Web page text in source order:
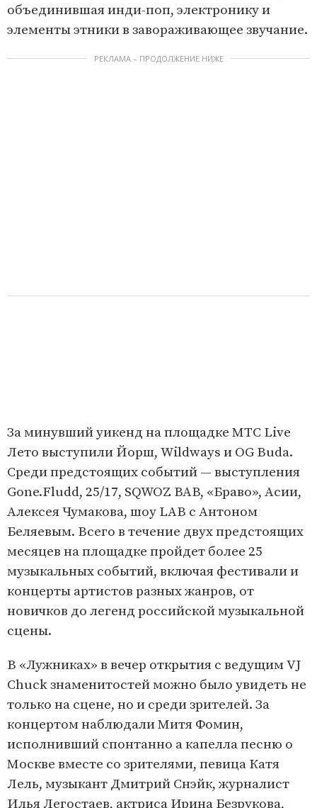
объединившая инди-поп, электронику и
элементы этники в завораживающее звучание.
РЕКЛАМА – ПРОДОЛЖЕНИЕ НИЖЕ
За минувший уикенд на площадке МТС Live
Лето выступили Йорш, Wildways и OG Buda.
Среди предстоящих событий — выступления
Gone.Fludd, 25/17, SQWOZ BAB, «Браво», Асии,
Алексея Чумакова, шоу LAB с Антоном
Беляевым. Всего в течение двух предстоящих
месяцев на площадке пройдет более 25
музыкальных событий, включая фестивали и
концерты артистов разных жанров, от
новичков до легенд российской музыкальной
сцены.
В «Лужниках» в вечер открытия с ведущим VJ
Chuck знаменитостей можно было увидеть не
только на сцене, но и среди зрителей. За
концертом наблюдали Митя Фомин,
исполнивший спонтанно а капелла песню о
Москве вместе со зрителями, певица Катя
Лель, музыкант Дмитрий Снэйк, журналист
Илья Легостаев, актриса Ирина Безрукова,